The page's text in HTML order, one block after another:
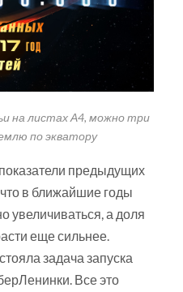
на листах А4, можно три
по экватору
предыдущих
в ближайшие годы
увеличиваться, а доля
еще сильнее.
задача запуска
Все это